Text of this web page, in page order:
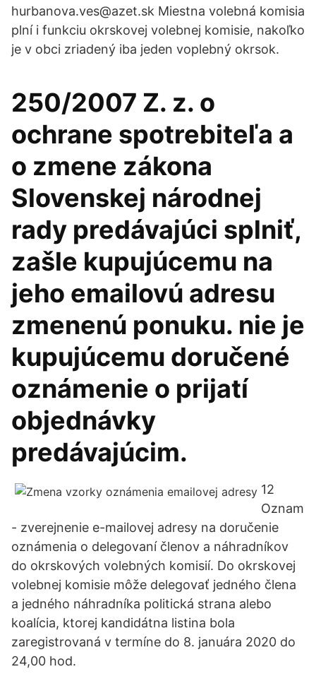
hurbanova.ves@azet.sk Miestna volebná komisia
plní i funkciu okrskovej volebnej komisie, nakoľko
je v obci zriadený iba jeden voplebný okrsok.
250/2007 Z. z. o
ochrane spotrebiteľa a
o zmene zákona
Slovenskej národnej
rady predávajúci splniť,
zašle kupujúcemu na
jeho emailovú adresu
zmenenú ponuku. nie je
kupujúcemu doručené
oznámenie o prijatí
objednávky
predávajúcim.
12
Oznam
- zverejnenie e-mailovej adresy na doručenie
oznámenia o delegovaní členov a náhradníkov
do okrskových volebných komisií. Do okrskovej
volebnej komisie môže delegovať jedného člena
a jedného náhradníka politická strana alebo
koalícia, ktorej kandidátna listina bola
zaregistrovaná v termíne do 8. januára 2020 do
24,00 hod.